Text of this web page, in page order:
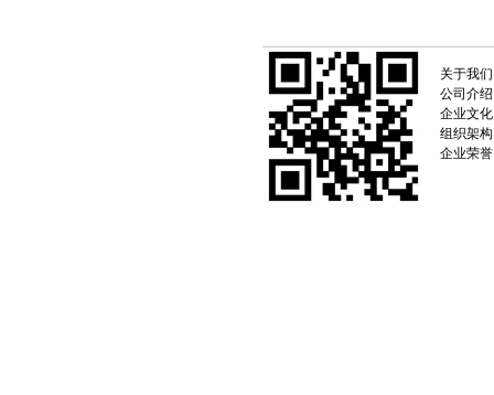
关于我们
公司介绍
企业文化
组织架构
企业荣誉